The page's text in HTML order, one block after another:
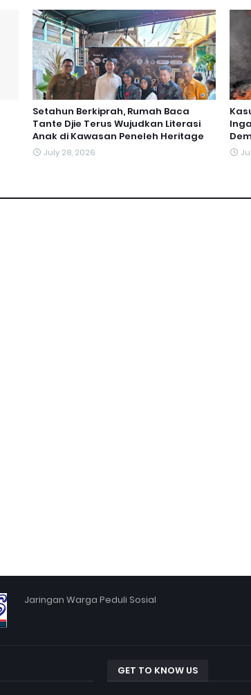
Setahun Berkiprah, Rumah Baca
Tante Djie Terus Wujudkan Literasi
Anak di Kawasan Peneleh Heritage
July 28, 2026
Jaringan Warga Peduli Sosial
GET TO KNOW US